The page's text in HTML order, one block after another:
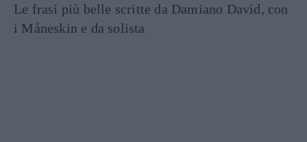
Le frasi più belle scritte da Damiano David, con
i Måneskin e da solista